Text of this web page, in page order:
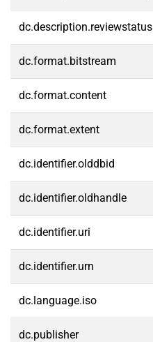
dc.description.reviewstatus
dc.format.bitstream
dc.format.content
dc.format.extent
dc.identifier.olddbid
dc.identifier.oldhandle
dc.identifier.uri
dc.identifier.urn
dc.language.iso
dc.publisher